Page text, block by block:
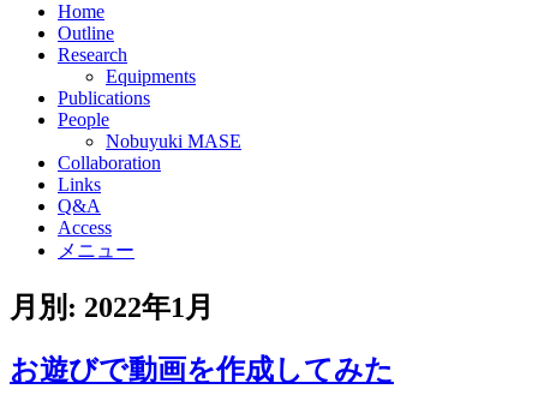
Home
Outline
Research
Equipments
Publications
People
Nobuyuki MASE
Collaboration
Links
Q&A
Access
メニュー
月別: 2022年1月
お遊びで動画を作成してみた